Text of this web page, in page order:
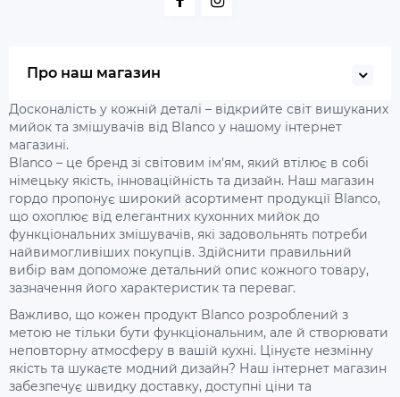
Про наш магазин
Досконалість у кожній деталі – відкрийте світ вишуканих
мийок та змішувачів від Blanco у нашому інтернет
магазині.
Blanco – це бренд зі світовим ім'ям, який втілює в собі
німецьку якість, інноваційність та дизайн. Наш магазин
гордо пропонує широкий асортимент продукції Blanco,
що охоплює від елегантних кухонних мийок до
функціональних змішувачів, які задовольнять потреби
найвимогливіших покупців. Здійснити правильний
вибір вам допоможе детальний опис кожного товару,
зазначення його характеристик та переваг.
Важливо, що кожен продукт Blanco розроблений з
метою не тільки бути функціональним, але й створювати
неповторну атмосферу в вашій кухні. Цінуєте незмінну
якість та шукаєте модний дизайн? Наш інтернет магазин
забезпечує швидку доставку, доступні ціни та